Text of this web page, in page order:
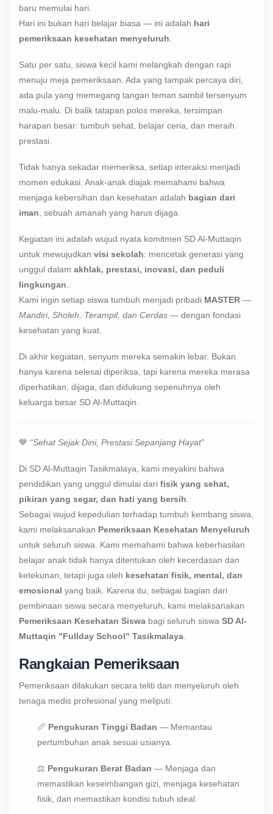
baru memulai hari.
Hari ini bukan hari belajar biasa — ini adalah hari
pemeriksaan kesehatan menyeluruh.
Satu per satu, siswa kecil kami melangkah dengan rapi
menuju meja pemeriksaan. Ada yang tampak percaya diri,
ada pula yang memegang tangan teman sambil tersenyum
malu-malu. Di balik tatapan polos mereka, tersimpan
harapan besar: tumbuh sehat, belajar ceria, dan meraih
prestasi.
Tidak hanya sekadar memeriksa, setiap interaksi menjadi
momen edukasi. Anak-anak diajak memahami bahwa
menjaga kebersihan dan kesehatan adalah bagian dari
iman, sebuah amanah yang harus dijaga.
Kegiatan ini adalah wujud nyata komitmen SD Al-Muttaqin
untuk mewujudkan visi sekolah: mencetak generasi yang
unggul dalam akhlak, prestasi, inovasi, dan peduli
lingkungan.
Kami ingin setiap siswa tumbuh menjadi pribadi MASTER —
Mandiri, Sholeh, Terampil, dan Cerdas — dengan fondasi
kesehatan yang kuat.
Di akhir kegiatan, senyum mereka semakin lebar. Bukan
hanya karena selesai diperiksa, tapi karena mereka merasa
diperhatikan, dijaga, dan didukung sepenuhnya oleh
keluarga besar SD Al-Muttaqin.
💙 “Sehat Sejak Dini, Prestasi Sepanjang Hayat”
Di SD Al-Muttaqin Tasikmalaya, kami meyakini bahwa
pendidikan yang unggul dimulai dari fisik yang sehat,
pikiran yang segar, dan hati yang bersih.
Sebagai wujud kepedulian terhadap tumbuh kembang siswa,
kami melaksanakan Pemeriksaan Kesehatan Menyeluruh
untuk seluruh siswa. Kami memahami bahwa keberhasilan
belajar anak tidak hanya ditentukan oleh kecerdasan dan
ketekunan, tetapi juga oleh kesehatan fisik, mental, dan
emosional yang baik. Karena itu, sebagai bagian dari
pembinaan siswa secara menyeluruh, kami melaksanakan
Pemeriksaan Kesehatan Siswa bagi seluruh siswa SD Al-
Muttaqin "Fullday School" Tasikmalaya.
Rangkaian Pemeriksaan
Pemeriksaan dilakukan secara teliti dan menyeluruh oleh
tenaga medis profesional yang meliputi:
📏 Pengukuran Tinggi Badan — Memantau
pertumbuhan anak sesuai usianya.
⚖ Pengukuran Berat Badan — Menjaga dan
memastikan keseimbangan gizi, menjaga kesehatan
fisik, dan memastikan kondisi tubuh ideal.